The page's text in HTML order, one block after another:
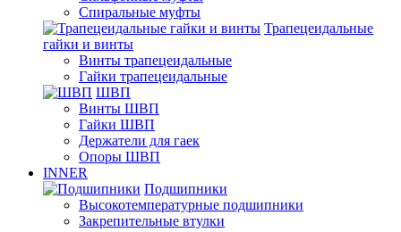
Спиральные муфты
Трапецеидальные
гайки и винты
Винты трапецеидальные
Гайки трапецеидальные
ШВП
Винты ШВП
Гайки ШВП
Держатели для гаек
Опоры ШВП
INNER
Подшипники
Высокотемпературные подшипники
Закрепительные втулки